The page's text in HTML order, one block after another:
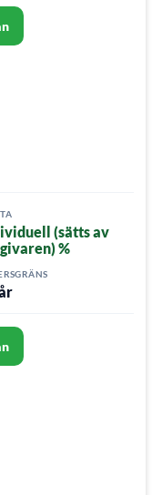
(sätts av
%